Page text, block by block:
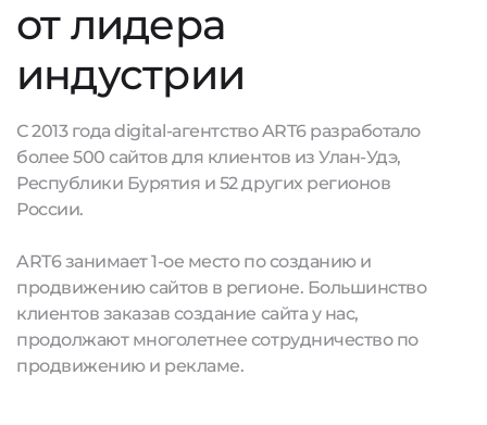
от лидера
индустрии
С 2013 года digital-агентство ART6 разработало
более 500 сайтов для клиентов из Улан-Удэ,
Республики Бурятия и 52 других регионов
России.
ART6 занимает 1-ое место по созданию и
продвижению сайтов в регионе. Большинство
клиентов заказав создание сайта у нас,
продолжают многолетнее сотрудничество по
продвижению и рекламе.